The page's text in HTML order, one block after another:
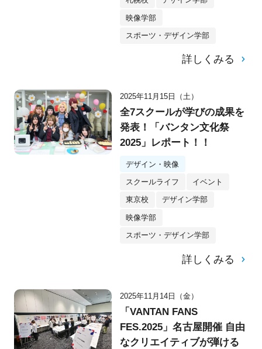
映像学部
スポーツ・デザイン学部
詳しくみる
2025年11月15日（土）
全7スクールが学びの成果を
発表！「バンタン文化祭
2025」レポート！！
デザイン・映像
スクールライフ イベント
東京校 デザイン学部
映像学部
スポーツ・デザイン学部
詳しくみる
2025年11月14日（金）
「VANTAN FANS
FES.2025」名古屋開催 自由
なクリエイティブが弾ける